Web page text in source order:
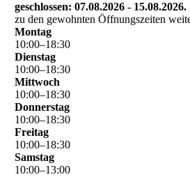
geschlossen: 07.08.2026 - 15.08.2026.
zu den gewohnten Öffnungszeiten
Montag
10:00–18:30
Dienstag
10:00–18:30
Mittwoch
10:00–18:30
Donnerstag
10:00–18:30
Freitag
10:00–18:30
Samstag
10:00–13:00